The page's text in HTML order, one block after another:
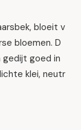
bloeit v
bloemen. D
goed in
klei, neutr